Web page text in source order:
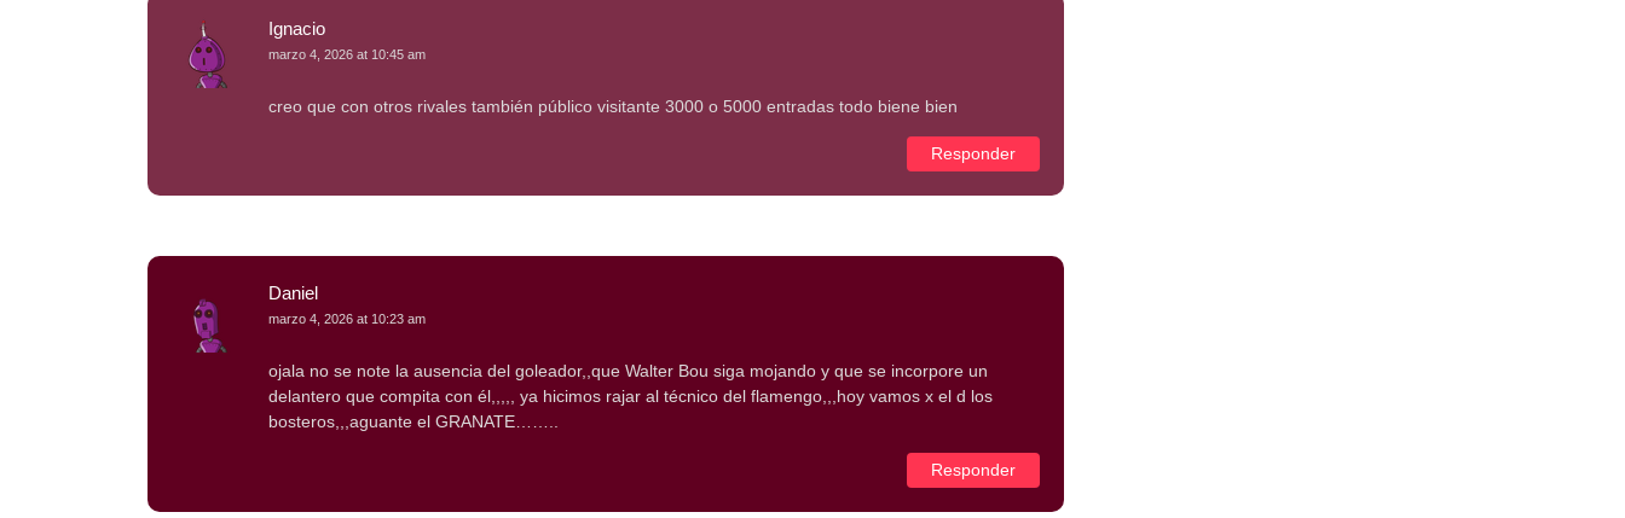
Ignacio
marzo 4, 2026 at 10:45 am
creo que con otros rivales también público visitante 3000 o 5000 entradas todo biene bien
Responder
Daniel
marzo 4, 2026 at 10:23 am
ojala no se note la ausencia del goleador,,que Walter Bou siga mojando y que se incorpore un
delantero que compita con él,,,,, ya hicimos rajar al técnico del flamengo,,,hoy vamos x el d los
bosteros,,,aguante el GRANATE……..
Responder